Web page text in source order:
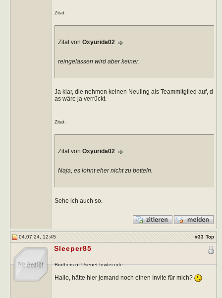
Zitat:
Zitat von Oxyurida02
reingelassen wird aber keiner.
Ja klar, die nehmen keinen Neuling als Teammitglied auf, d
as wäre ja verrückt.
Zitat:
Zitat von Oxyurida02
Naja, es lohnt eher nicht zu betteln.
Sehe ich auch so.
04.07.24, 12:45 #33 Top
Sleeper85
Brothers of Usenet Invitecode
Hallo, hätte hier jemand noch einen Invite für mich?